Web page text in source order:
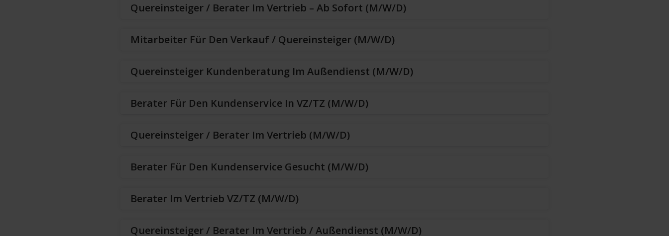
Quereinsteiger / Berater Im Vertrieb – Ab Sofort (m/w/d)
Mitarbeiter Für Den Verkauf / Quereinsteiger (m/w/d)
Quereinsteiger Kundenberatung Im Außendienst (m/w/d)
Berater Für Den Kundenservice In VZ/TZ (m/w/d)
Quereinsteiger / Berater Im Vertrieb (m/w/d)
Berater Für Den Kundenservice Gesucht (m/w/d)
Berater Im Vertrieb VZ/TZ (m/w/d)
Quereinsteiger / Berater Im Vertrieb / Außendienst (m/w/d)